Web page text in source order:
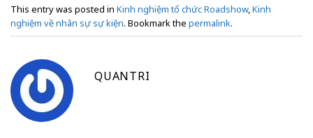
This entry was posted in Kinh nghiệm tổ chức Roadshow,Kinh
nghiệm về nhân sự sự kiện. Bookmark the permalink.
QUANTRI